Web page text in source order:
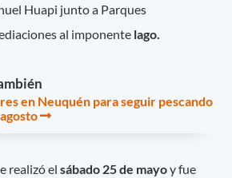
Huapi junto a Parques
al imponente lago.
en Neuquén para seguir pescando
realizó elsábado 25 de mayoy fue